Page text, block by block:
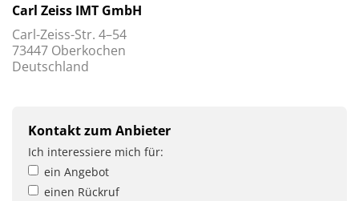
Carl Zeiss IMT GmbH
Carl-Zeiss-Str. 4–54
73447 Oberkochen
Deutschland
Kontakt zum Anbieter
Ich interessiere mich für:
ein Angebot
einen Rückruf